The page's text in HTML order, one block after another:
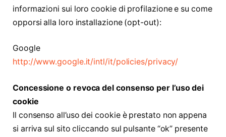
informazioni sui loro cookie di profilazione e su come
opporsi alla loro installazione (opt-out):
Google
http://www.google.it/intl/it/policies/privacy/
Concessione o revoca del consenso per l’uso dei
cookie
Il consenso all’uso dei cookie è prestato non appena
si arriva sul sito cliccando sul pulsante “ok” presente